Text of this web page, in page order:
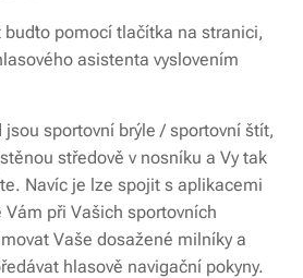
buďto pomocí tlačítka na stranici,
asistenta vyslovením
jsou sportovní brýle / sportovní štít,
středově v nosníku a Vy tak
Navíc je lze spojit s aplikacemi
při Vašich sportovních
Vaše dosažené milníky a
hlasově navigační pokyny.